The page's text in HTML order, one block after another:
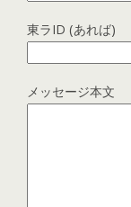
東ラID (あれば)
メッセージ本文